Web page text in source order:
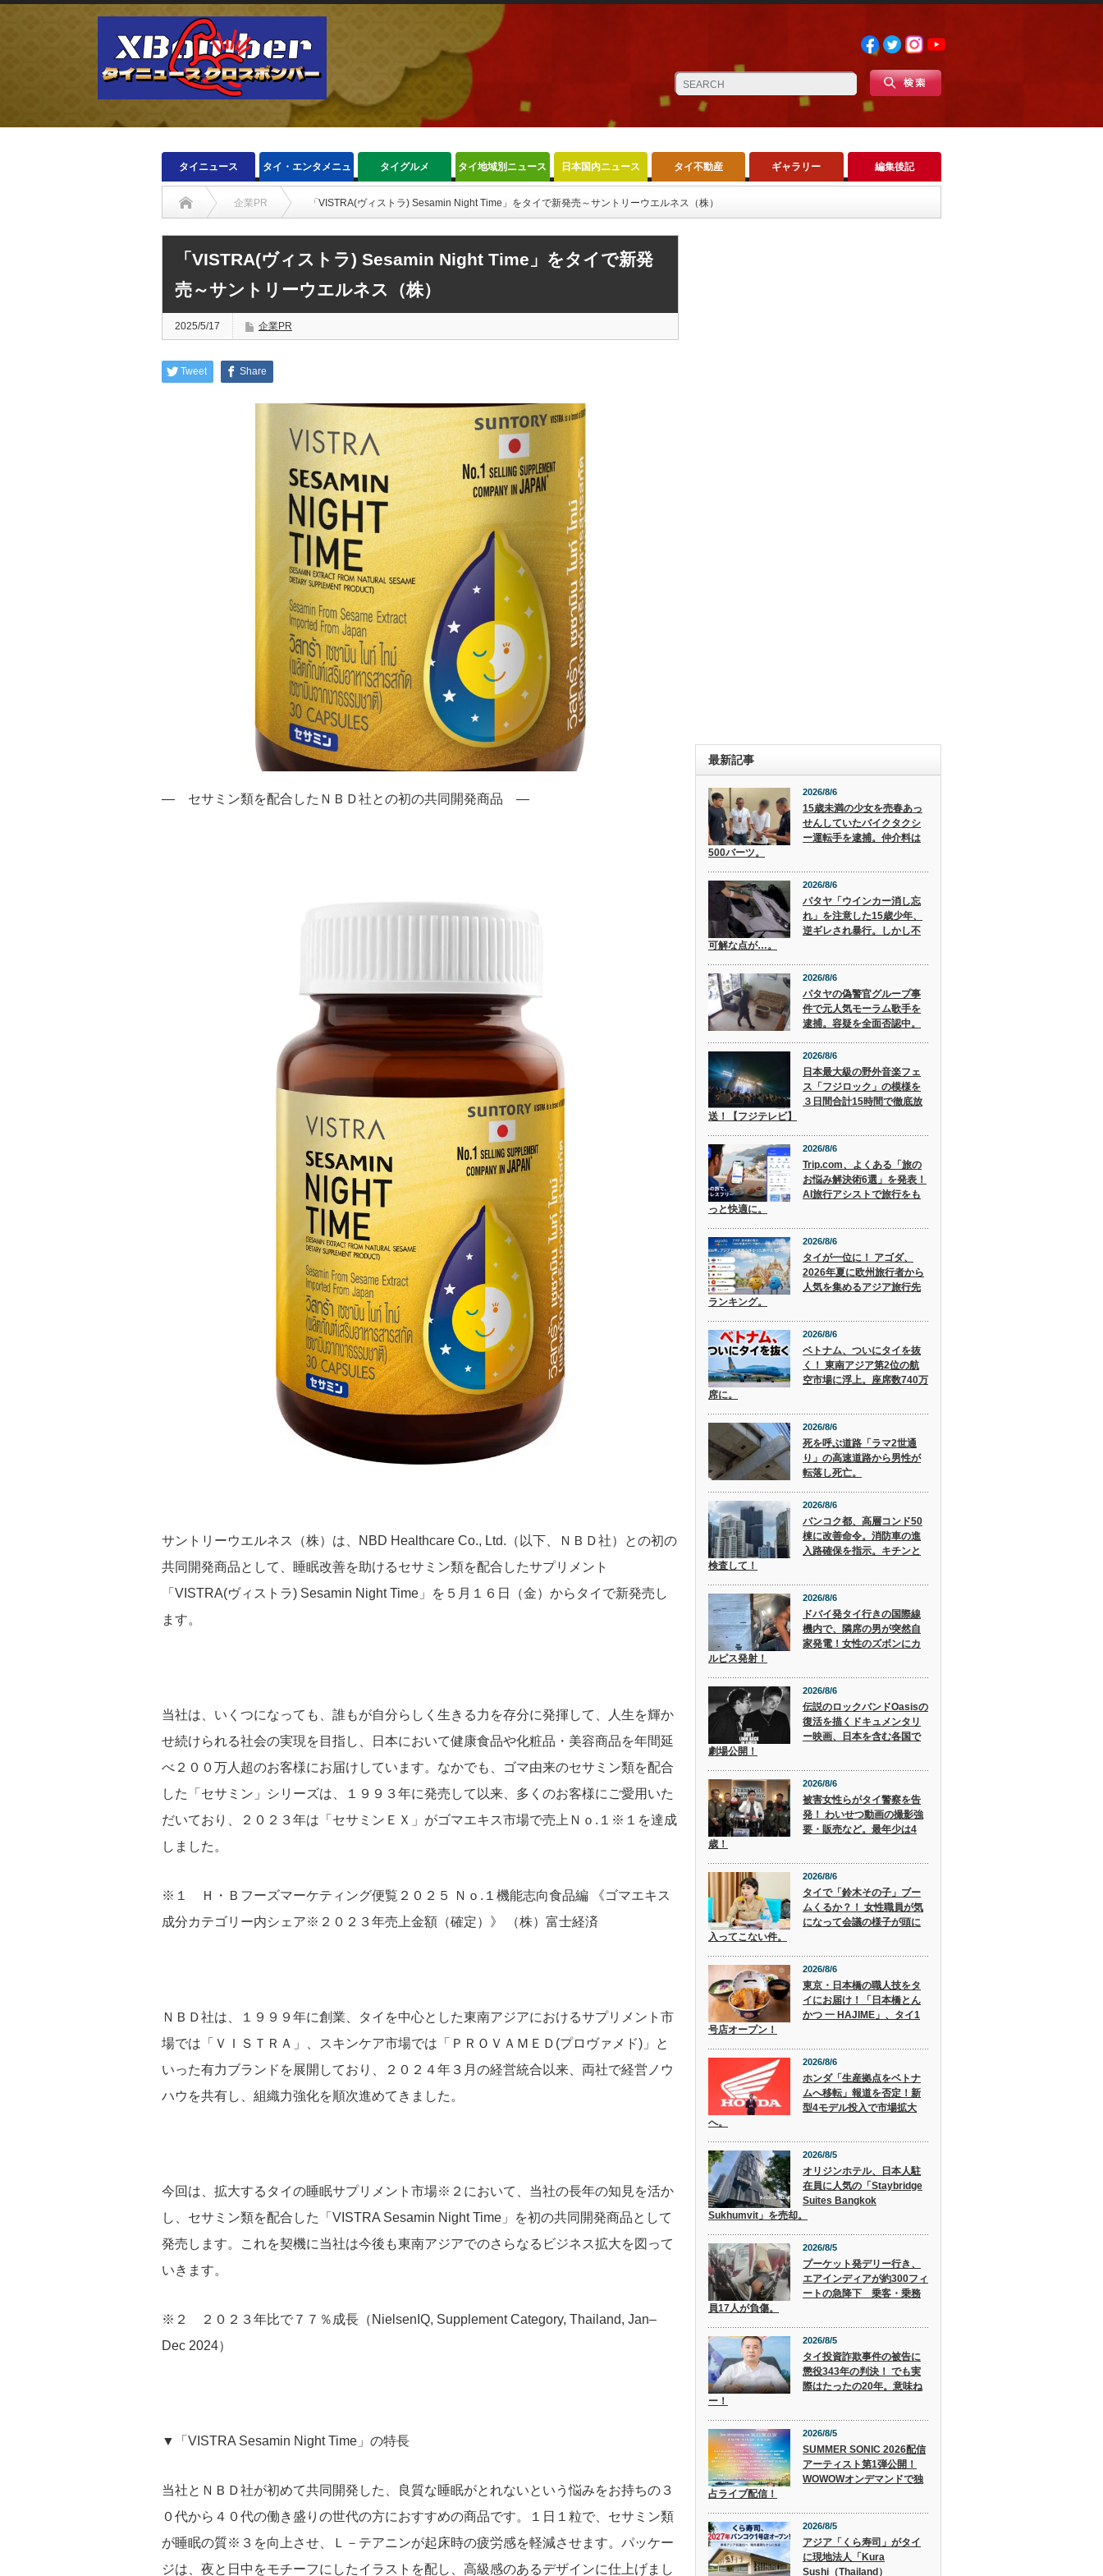
タイニュース タイ・エンタメニュ
ース
タイグルメ タイ地域別ニュース 日本国内ニュース タイ不動産 ギャラリー 編集後記
企業PR 「VISTRA(ヴィストラ) Sesamin Night Time」をタイで新発売～サントリーウエルネス（株）
「VISTRA(ヴィストラ) Sesamin Night Time」をタイで新発
売～サントリーウエルネス（株）
2025/5/17 企業PR
Tweet Share
― セサミン類を配合したＮＢＤ社との初の共同開発商品 ―
サントリーウエルネス（株）は、NBD Healthcare Co., Ltd.（以下、ＮＢＤ社）との初の
共同開発商品として、睡眠改善を助けるセサミン類を配合したサプリメント
「VISTRA(ヴィストラ) Sesamin Night Time」を５月１６日（金）からタイで新発売し
ます。
当社は、いくつになっても、誰もが自分らしく生きる力を存分に発揮して、人生を輝か
せ続けられる社会の実現を目指し、日本において健康食品や化粧品・美容商品を年間延
べ２００万人超のお客様にお届けしています。なかでも、ゴマ由来のセサミン類を配合
した「セサミン」シリーズは、１９９３年に発売して以来、多くのお客様にご愛用いた
だいており、２０２３年は「セサミンＥＸ」がゴマエキス市場で売上Ｎｏ.１※１を達成
しました。
※１ Ｈ・Ｂフーズマーケティング便覧２０２５ Ｎｏ.１機能志向食品編 《ゴマエキス
成分カテゴリー内シェア※２０２３年売上金額（確定）》 （株）富士経済
ＮＢＤ社は、１９９９年に創業、タイを中心とした東南アジアにおけるサプリメント市
場では「ＶＩＳＴＲＡ」、スキンケア市場では「ＰＲＯＶＡＭＥＤ(プロヴァメド)」と
いった有力ブランドを展開しており、２０２４年３月の経営統合以来、両社で経営ノウ
ハウを共有し、組織力強化を順次進めてきました。
今回は、拡大するタイの睡眠サプリメント市場※２において、当社の長年の知見を活か
し、セサミン類を配合した「VISTRA Sesamin Night Time」を初の共同開発商品として
発売します。これを契機に当社は今後も東南アジアでのさらなるビジネス拡大を図って
いきます。
※２ ２０２３年比で７７％成長（NielsenIQ, Supplement Category, Thailand, Jan–
Dec 2024）
▼「VISTRA Sesamin Night Time」の特長
当社とＮＢＤ社が初めて共同開発した、良質な睡眠がとれないという悩みをお持ちの３
０代から４０代の働き盛りの世代の方におすすめの商品です。１日１粒で、セサミン類
が睡眠の質※３を向上させ、Ｌ－テアニンが起床時の疲労感を軽減させます。パッケー
ジは、夜と日中をモチーフにしたイラストを配し、高級感のあるデザインに仕上げまし
最新記事
2026/8/6
15歳未満の少女を売春あっ
せんしていたバイクタクシ
ー運転手を逮捕。仲介料は
500バーツ。
2026/8/6
パタヤ「ウインカー消し忘
れ」を注意した15歳少年、
逆ギレされ暴行。しかし不
可解な点が…。
2026/8/6
パタヤの偽警官グループ事
件で元人気モーラム歌手を
逮捕。容疑を全面否認中。
2026/8/6
日本最大級の野外音楽フェ
ス「フジロック」の模様を
３日間合計15時間で徹底放
送！【フジテレビ】
2026/8/6
Trip.com、よくある「旅の
お悩み解決術6選」を発表！
AI旅行アシストで旅行をも
っと快適に。
2026/8/6
タイが一位に！ アゴダ、
2026年夏に欧州旅行者から
人気を集めるアジア旅行先
ランキング。
2026/8/6
ベトナム、ついにタイを抜
く！ 東南アジア第2位の航
空市場に浮上。座席数740万
席に。
2026/8/6
死を呼ぶ道路「ラマ2世通
り」の高速道路から男性が
転落し死亡。
2026/8/6
バンコク都、高層コンド50
棟に改善命令。消防車の進
入路確保を指示。キチンと
検査して！
2026/8/6
ドバイ発タイ行きの国際線
機内で、隣席の男が突然自
家発電！女性のズボンにカ
ルピス発射！
2026/8/6
伝説のロックバンドOasisの
復活を描くドキュメンタリ
ー映画、日本を含む各国で
劇場公開！
2026/8/6
被害女性らがタイ警察を告
発！ わいせつ動画の撮影強
要・販売など。最年少は4
歳！
2026/8/6
タイで「鈴木その子」ブー
ムくるか？！ 女性職員が気
になって会議の様子が頭に
入ってこない件。
2026/8/6
東京・日本橋の職人技をタ
イにお届け！「日本橋とん
かつ 一 HAJIME」、タイ1
号店オープン！
2026/8/6
ホンダ「生産拠点をベトナ
ムへ移転」報道を否定！新
型4モデル投入で市場拡大
へ。
2026/8/5
オリジンホテル、日本人駐
在員に人気の「Staybridge
Suites Bangkok
Sukhumvit」を売却。
2026/8/5
プーケット発デリー行き、
エアインディアが約300フィ
ートの急降下 乗客・乗務
員17人が負傷。
2026/8/5
タイ投資詐欺事件の被告に
懲役343年の判決！ でも実
際はたったの20年。意味ね
ー！
2026/8/5
SUMMER SONIC 2026配信
アーティスト第1弾公開！
WOWOWオンデマンドで独
占ライブ配信！
2026/8/5
アジア「くら寿司」がタイ
に現地法人「Kura
Sushi（Thailand）